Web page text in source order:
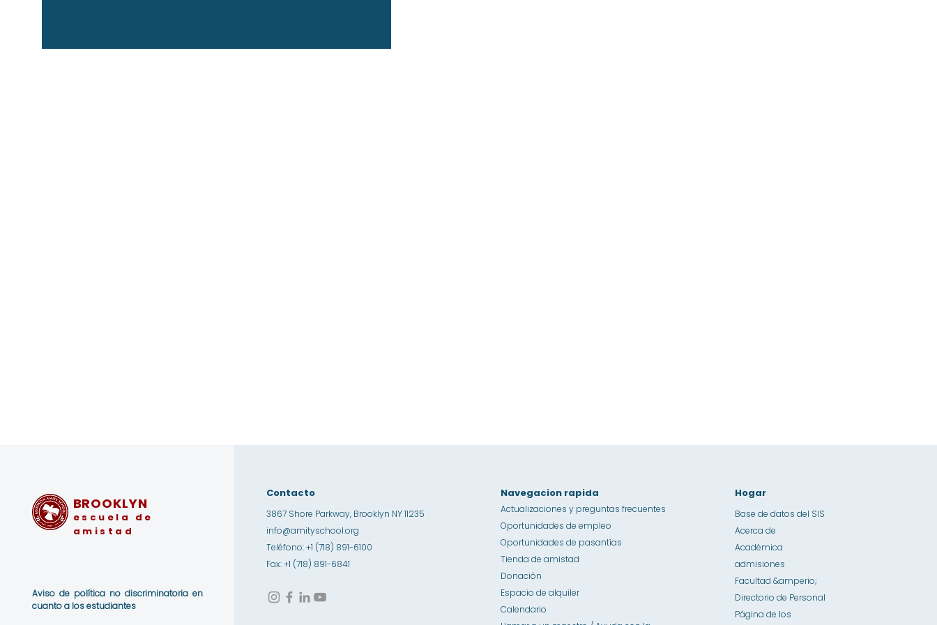
BROOKLYN
escuela de
amistad
Aviso de política no discriminatoria en
cuanto a los estudiantes
Contacto
3867 Shore Parkway, Brooklyn NY 11235
info@amityschool.org
Teléfono: +1 (718) 891-6100
Fax: +1 (718) 891-6841
Navegacion rapida
Actualizaciones y preguntas frecuentes
Oportunidades de empleo
Oportunidades de pasantías
Tienda de amistad
Donación
Espacio de alquiler
Calendario
Hogar
Base de datos del SIS
Acerca de
Académica
admisiones
Facultad &amperio;
Directorio de Personal
Página de los